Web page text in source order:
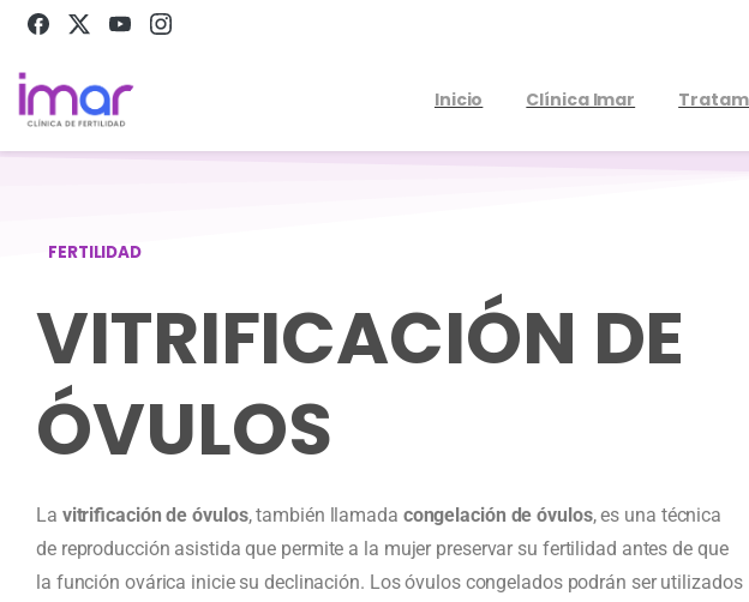
Inicio Clínica Imar
FERTILIDAD
VITRIFICACIÓN DE
ÓVULOS
La vitrificación de óvulos, también llamada congelación de óvulos, es una técnica
de reproducción asistida que permite a la mujer preservar su fertilidad antes de que
la función ovárica inicie su declinación. Los óvulos congelados podrán ser utilizados